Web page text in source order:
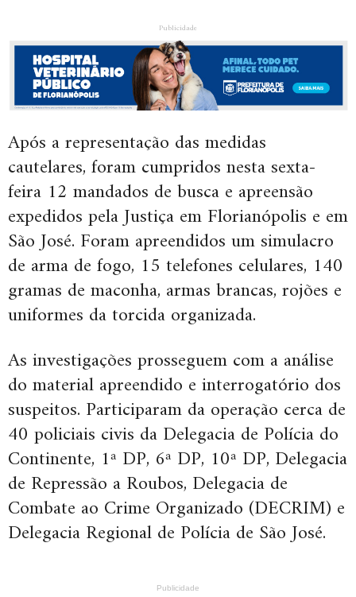
Publicidade
Após a representação das medidas
cautelares, foram cumpridos nesta sexta-
feira 12 mandados de busca e apreensão
expedidos pela Justiça em Florianópolis e em
São José. Foram apreendidos um simulacro
de arma de fogo, 15 telefones celulares, 140
gramas de maconha, armas brancas, rojões e
uniformes da torcida organizada.
As investigações prosseguem com a análise
do material apreendido e interrogatório dos
suspeitos. Participaram da operação cerca de
40 policiais civis da Delegacia de Polícia do
Continente, 1ª DP, 6ª DP, 10ª DP, Delegacia
de Repressão a Roubos, Delegacia de
Combate ao Crime Organizado (DECRIM) e
Delegacia Regional de Polícia de São José.
Publicidade